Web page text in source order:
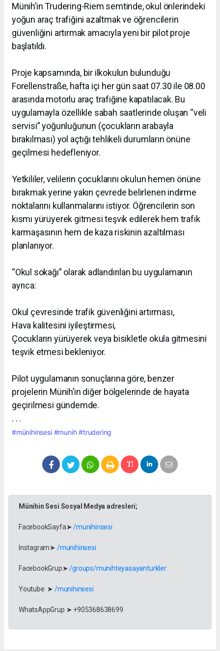
Münih’in Trudering-Riem semtinde, okul önlerindeki
yoğun araç trafiğini azaltmak ve öğrencilerin
güvenliğini artırmak amacıyla yeni bir pilot proje
başlatıldı.
Proje kapsamında, bir ilkokulun bulunduğu
Forellenstraße, hafta içi her gün saat 07.30 ile 08.00
arasında motorlu araç trafiğine kapatılacak. Bu
uygulamayla özellikle sabah saatlerinde oluşan “veli
servisi” yoğunluğunun (çocukların arabayla
bırakılması) yol açtığı tehlikeli durumların önüne
geçilmesi hedefleniyor.
Yetkililer, velilerin çocuklarını okulun hemen önüne
bırakmak yerine yakın çevrede belirlenen indirme
noktalarını kullanmalarını istiyor. Öğrencilerin son
kısmı yürüyerek gitmesi teşvik edilerek hem trafik
karmaşasının hem de kaza riskinin azaltılması
planlanıyor.
“Okul sokağı” olarak adlandırılan bu uygulamanın
ayrıca:
Okul çevresinde trafik güvenliğini artırması,
Hava kalitesini iyileştirmesi,
Çocukların yürüyerek veya bisikletle okula gitmesini
teşvik etmesi bekleniyor.
Pilot uygulamanın sonuçlarına göre, benzer
projelerin Münih’in diğer bölgelerinde de hayata
geçirilmesi gündemde.
. . .
#münihinsesi #munih #trudering
Münihin Sesi Sosyal Medya adresleri;
FacebookSayfa➤/munihinsesi
Instagram➤ /munihinsesi
FacebookGrup➤/groups/munihteyasayanturkler
Youtube ➤ /munihinsesi
WhatsAppGrup ➤ +905368638699